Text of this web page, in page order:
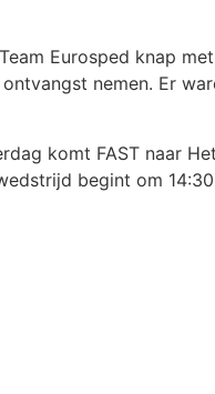
Eurosped knap
nemen. Er
komt FAST naar
begint om